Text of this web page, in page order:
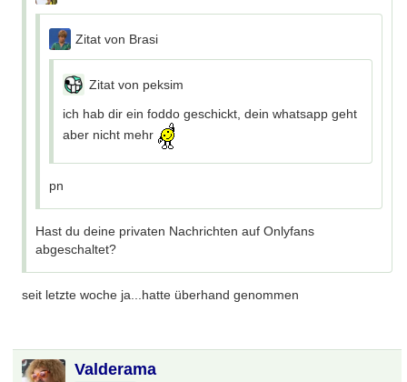
Zitat von Brasi
Zitat von peksim
ich hab dir ein foddo geschickt, dein whatsapp geht
aber nicht mehr
pn
Hast du deine privaten Nachrichten auf Onlyfans
abgeschaltet?
seit letzte woche ja...hatte überhand genommen
Valderama